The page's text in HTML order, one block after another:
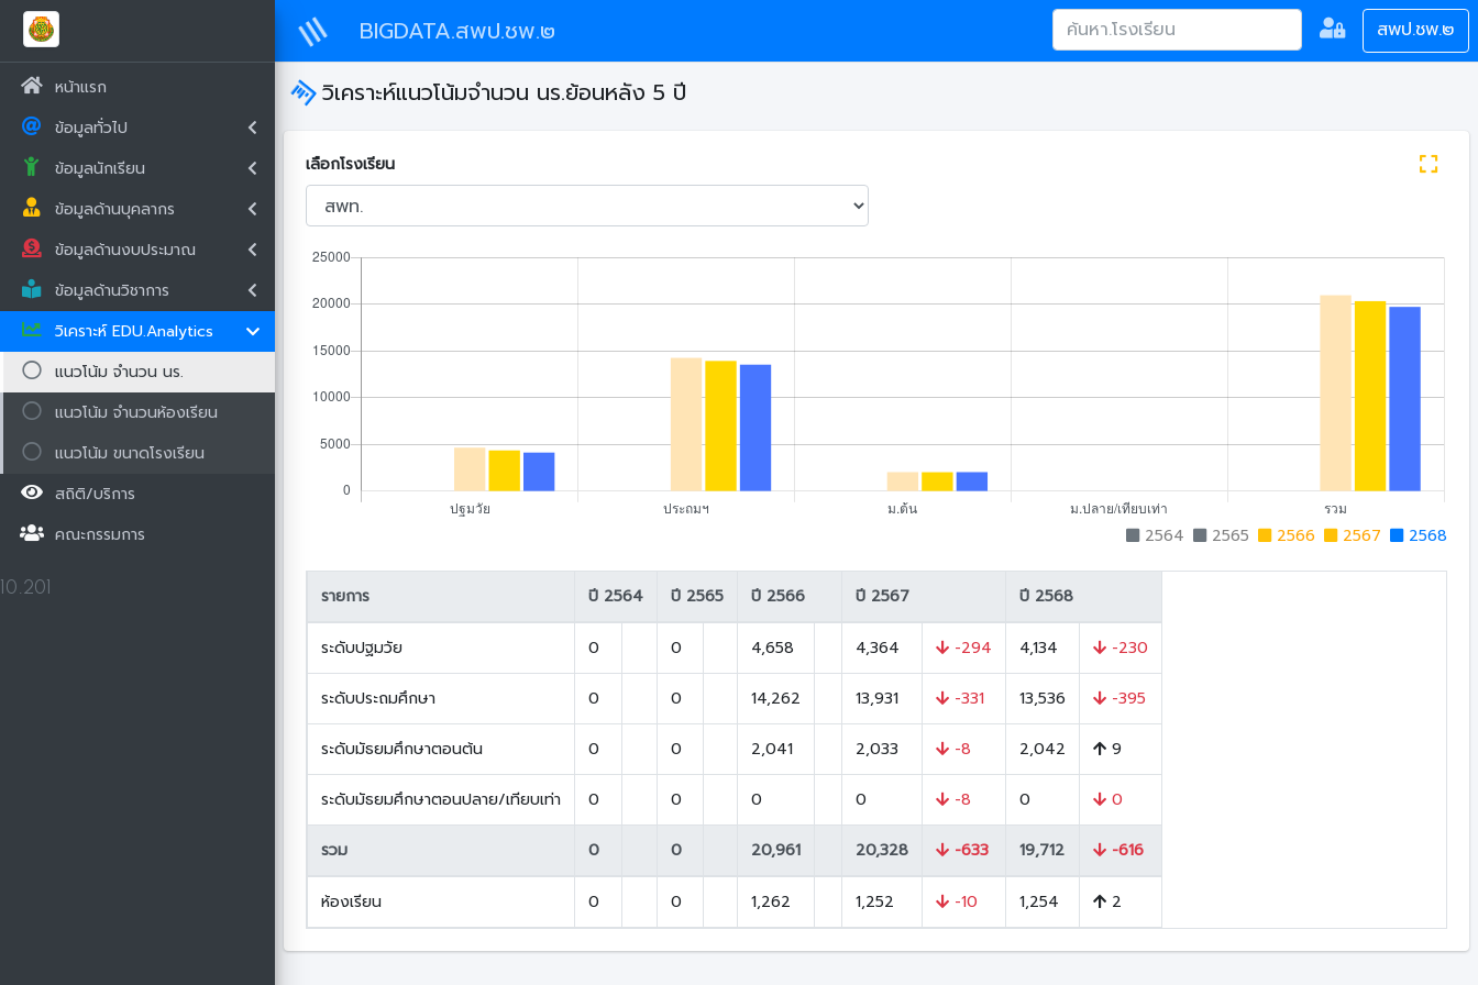
BIGDATA.สพป.ชพ.๒ สพป.ชพ.๒
หน้าแรก
ข้อมูลทั่วไป
ข้อมูลนักเรียน
ข้อมูลด้านบุคลากร
ข้อมูลด้านงบประมาณ
ข้อมูลด้านวิชาการ
วิเคราะห์ EDU.Analytics
แนวโน้ม จำนวน นร.
แนวโน้ม จำนวนห้องเรียน
แนวโน้ม ขนาดโรงเรียน
สถิติ/บริการ
คณะกรรมการ
10.201
วิเคราะห์แนวโน้มจำนวน นร.ย้อนหลัง 5 ปี
เลือกโรงเรียน
2564 2565 2566 2567 2568
รายการ ปี 2564 ปี 2565 ปี 2566 ปี 2567 ปี 2568
ระดับปฐมวัย 0 0 4,658 4,364 -294 4,134 -230
ระดับประถมศึกษา 0 0 14,262 13,931 -331 13,536 -395
ระดับมัธยมศึกษาตอนต้น 0 0 2,041 2,033 -8 2,042 9
ระดับมัธยมศึกษาตอนปลาย/เทียบเท่า 0 0 0 0 -8 0 0
รวม 0 0 20,961 20,328 -633 19,712 -616
ห้องเรียน 0 0 1,262 1,252 -10 1,254 2